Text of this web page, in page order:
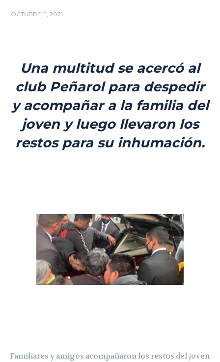
OCTUBRE 11, 2021
Una multitud se acercó al
club Peñarol para despedir
y acompañar a la familia del
joven y luego llevaron los
restos para su inhumación.
Familiares y amigos acompañaron los restos del joven